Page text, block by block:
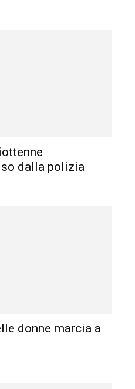
dalla polizia
donne marcia a